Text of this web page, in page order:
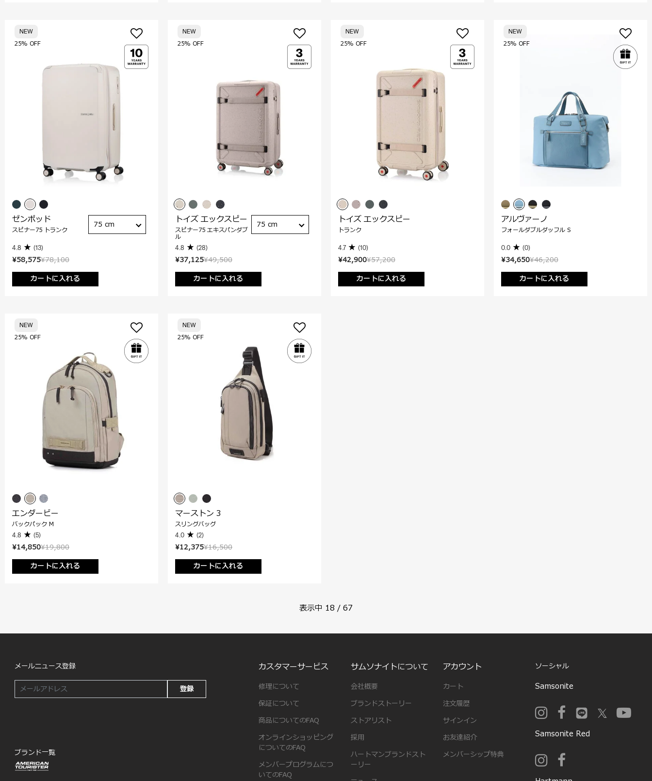
¥78,100
¥58,575
カートに入れる
25% OFF
NEW
ゼンポッド
スピナー75 トランク
4.8 (13)
75 cm
¥49,500
¥37,125
カートに入れる
25% OFF
NEW
トイズ エックスピー
スピナー75 エキスパンダブ
ル
4.8 (28)
75 cm
¥57,200
¥42,900
カートに入れる
25% OFF
NEW
トイズ エックスピー
トランク
4.7 (10)
¥46,200
¥34,650
カートに入れる
25% OFF
NEW
アルヴァーノ
フォールダブルダッフル S
0.0 (0)
¥19,800
¥14,850
カートに入れる
25% OFF
NEW
エンダービー
バックパック M
4.8 (5)
¥16,500
¥12,375
カートに入れる
25% OFF
NEW
マーストン 3
スリングバッグ
4.0 (2)
表示中 18 / 67
メールニュース登録
登録
ブランド一覧
カスタマーサービス
修理について
保証について
商品についてのFAQ
オンラインショッピング
についてのFAQ
メンバープログラムにつ
いてのFAQ
サムソナイトについて
会社概要
ブランドストーリー
ストアリスト
採用
ハートマンブランドスト
ーリー
アカウント
カート
注文履歴
サインイン
お友達紹介
メンバーシップ特典
ソーシャル
Samsonite
Samsonite Red